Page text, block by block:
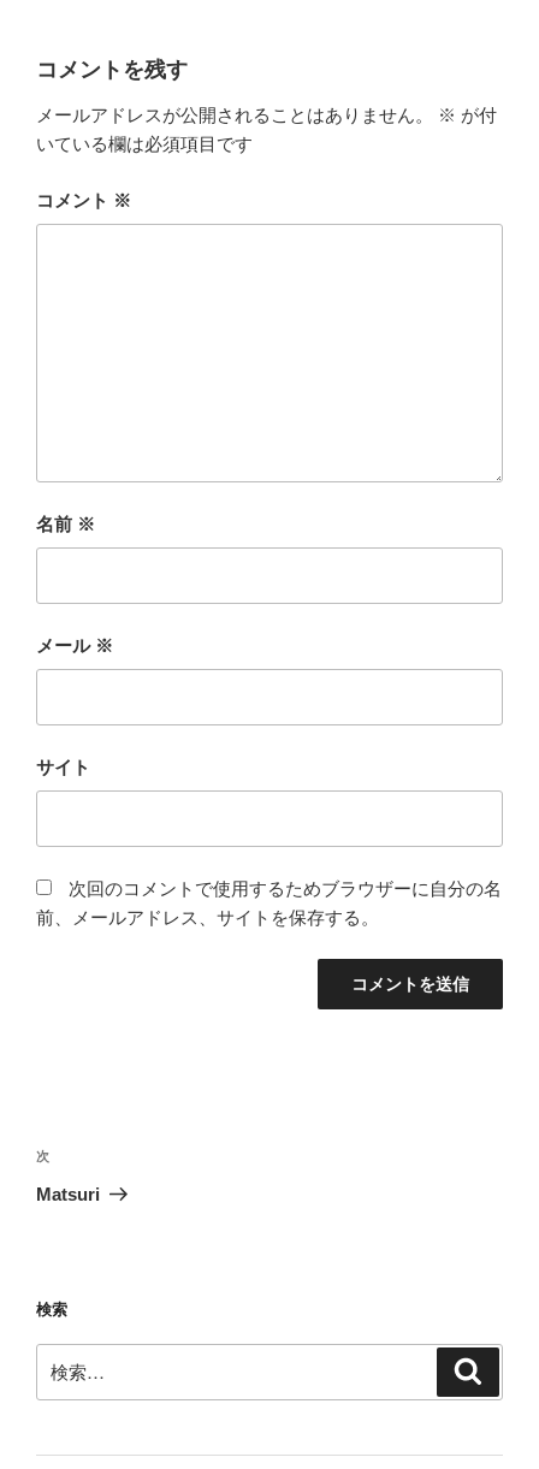
コメントを残す
メールアドレスが公開されることはありません。 ※ が付
いている欄は必須項目です
コメント ※
名前 ※
メール ※
サイト
次回のコメントで使用するためブラウザーに自分の名
前、メールアドレス、サイトを保存する。
稿
ナ
シ
ョ
ン
次
の
次
Matsuri
検索
索: